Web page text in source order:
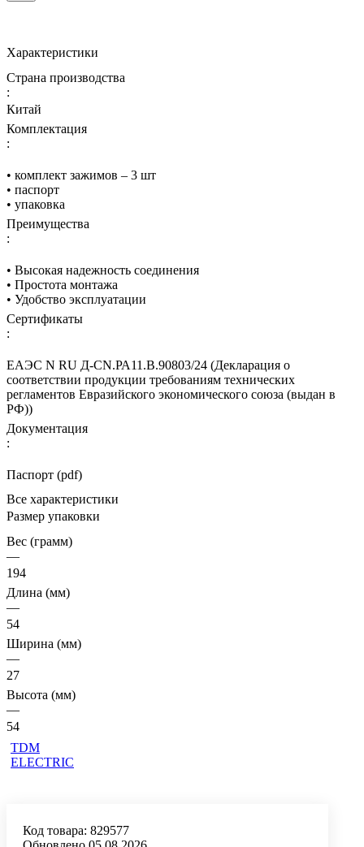
Характеристики
Страна производства
:
Китай
Комплектация
:
• комплект зажимов – 3 шт
• паспорт
• упаковка
Преимущества
:
• Высокая надежность соединения
• Простота монтажа
• Удобство эксплуатации
Сертификаты
:
ЕАЭС N RU Д-CN.РА11.В.90803/24 (Декларация о
соответствии продукции требованиям технических
регламентов Евразийского экономического союза (выдан в
РФ))
Документация
:
Паспорт (pdf)
Все характеристики
Размер упаковки
Вес (грамм)
—
194
Длина (мм)
—
54
Ширина (мм)
—
27
Высота (мм)
—
54
TDM
ELECTRIC
Код товара: 829577